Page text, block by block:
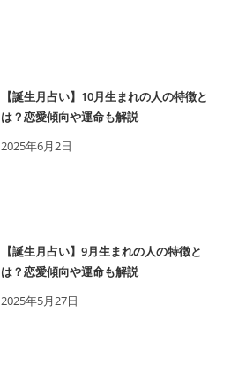
【誕生月占い】10月生まれの人の特徴と
は？恋愛傾向や運命も解説
2025年6月2日
【誕生月占い】9月生まれの人の特徴と
は？恋愛傾向や運命も解説
2025年5月27日